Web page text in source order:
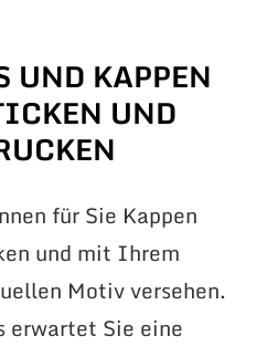
UND KAPPEN
UND
für Sie Kappen
und mit Ihrem
Motiv versehen.
erwartet Sie eine